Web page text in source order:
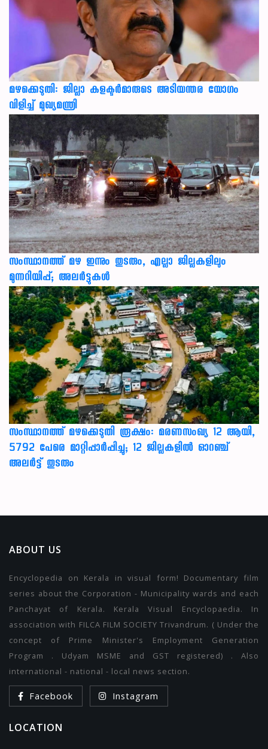
മഴക്കെടുതി: ജില്ലാ കളക്ടർമാരുടെ അടിയന്തര യോഗം
വിളിച്ച് മുഖ്യമന്ത്രി
സംസ്ഥാനത്ത് മഴ ഇന്നും തുടരും, എല്ലാ ജില്ലകളിലും
മുന്നറിയിപ്പ്; അലർട്ടുകൾ
സംസ്ഥാനത്ത് മഴക്കെടുതി രൂക്ഷം: മരണസംഖ്യ 12 ആയി,
5792 പേരെ മാറ്റിപ്പാർപ്പിച്ചു; 12 ജില്ലകളിൽ ഓറഞ്ച്
അലർട്ട് തുടരും
ABOUT US
Encyclopedia on Kerala in visual form! Documentary film
series about the Corporation - Municipality wards and each
Panchayat of Kerala. Kerala Visual Encyclopaedia. In
association with FILCA FILM SOCIETY Trivandrum. ( Under the
concept of Prime Minister's Employment Generation
Program . Udyam MSME and GST registered) . Also
international - national - local news section.
Facebook Instagram
LOCATION